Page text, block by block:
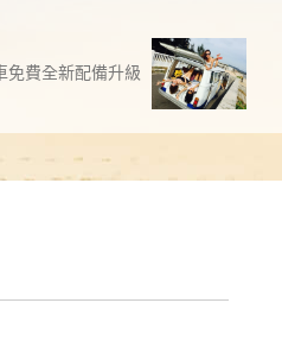
免費全新配備升級